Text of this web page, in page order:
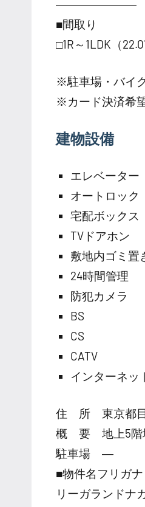
―――――――
■間取り
□1R～1LDK（
※駐車場・バイ
※カード決済希
建物設備
エレベーター
オートロック
宅配ボックス
TVドアホン
敷地内ゴミ置
24時間管理
防犯カメラ
BS
CS
CATV
インターネッ
住 所 東京都目
概 要 地上5階
駐車場 ―
■物件名フリガナ
リーガランドナ